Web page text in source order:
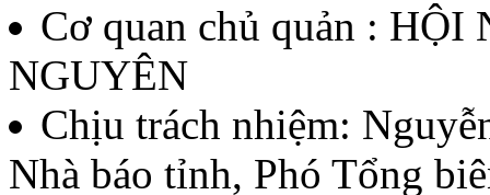
Cơ quan chủ quản :
NGUYÊN
Chịu trách nhiệm:
Nhà báo tỉnh, Phó Tổng